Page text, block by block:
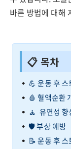
바른 방법에 대해
📋 목차
💪 운동 후
🩸 혈액순환
🧘 유연성 향
🛡️ 부상 예방
📝 운동 후 스